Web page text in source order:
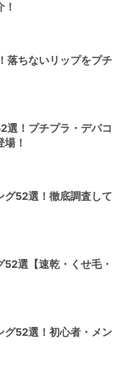
落ちないリップをプチ
選！プチプラ・デパコ
！
グ52選！徹底調査して
52選【速乾・くせ毛・
グ52選！初心者・メン